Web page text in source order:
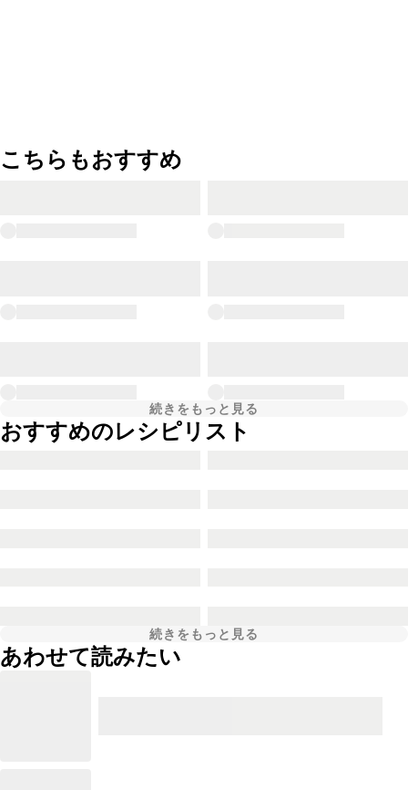
こちらもおすすめ
続きをもっと見る
おすすめのレシピリスト
続きをもっと見る
あわせて読みたい